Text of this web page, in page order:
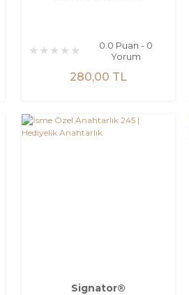
0.0 Puan - 0
Yorum
280,00 TL
Signator®